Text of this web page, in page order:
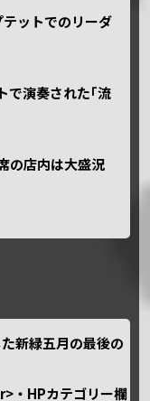
ットでのリーダ
で演奏された｢流
の店内は大盛況
新緑五月の最後の
・HPカテゴリー欄